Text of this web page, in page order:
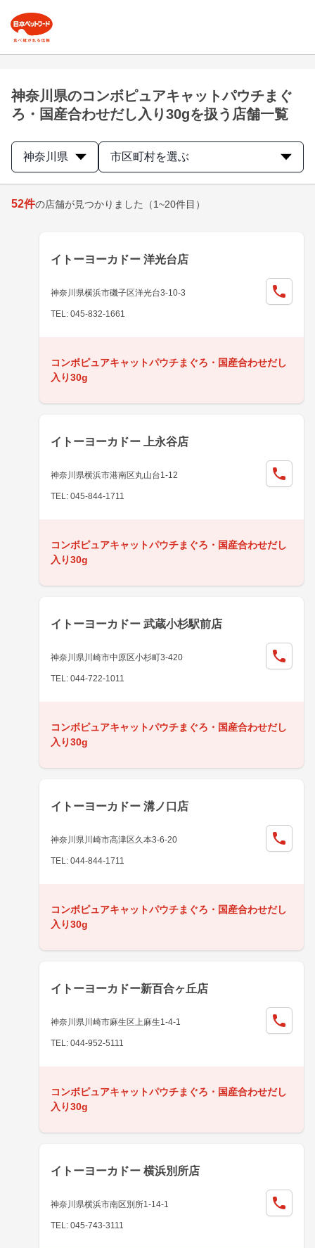
神奈川県のコンボピュアキャットパウチまぐ
ろ・国産合わせだし入り30gを扱う店舗一覧
神奈川県 市区町村を選ぶ
52件の店舗が見つかりました （1~20件目）
イトーヨーカドー 洋光台店
神奈川県横浜市磯子区洋光台3-10-3
TEL: 045-832-1661
コンボピュアキャットパウチまぐろ・国産合わせだし
入り30g
イトーヨーカドー 上永谷店
神奈川県横浜市港南区丸山台1-12
TEL: 045-844-1711
コンボピュアキャットパウチまぐろ・国産合わせだし
入り30g
イトーヨーカドー 武蔵小杉駅前店
神奈川県川崎市中原区小杉町3-420
TEL: 044-722-1011
コンボピュアキャットパウチまぐろ・国産合わせだし
入り30g
イトーヨーカドー 溝ノ口店
神奈川県川崎市高津区久本3-6-20
TEL: 044-844-1711
コンボピュアキャットパウチまぐろ・国産合わせだし
入り30g
イトーヨーカドー新百合ヶ丘店
神奈川県川崎市麻生区上麻生1-4-1
TEL: 044-952-5111
コンボピュアキャットパウチまぐろ・国産合わせだし
入り30g
イトーヨーカドー 横浜別所店
神奈川県横浜市南区別所1-14-1
TEL: 045-743-3111